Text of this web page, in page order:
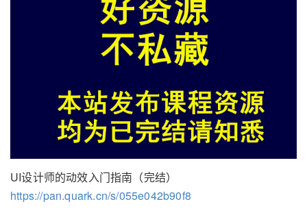
UI设计师的动效入门指南（完结）
https://pan.quark.cn/s/055e042b90f8